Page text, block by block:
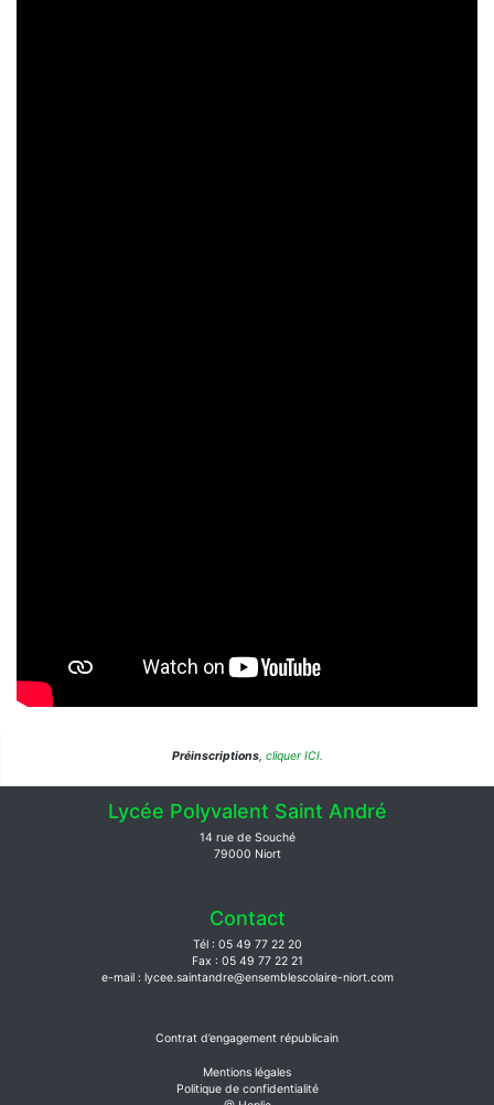
Préinscriptions cliquer ICI.
Lycée Polyvalent Saint André
14 rue de Souché
79000 Niort
Contact
Tél : 05 49 77 22 20
Fax : 05 49 77 22 21
e-mail : lycee.saintandre@ensemblescolaire-niort.com
Contrat d’engagement républicain
Mentions légales
Politique de confidentialité